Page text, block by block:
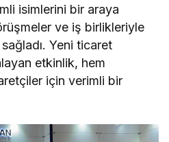
isimlerini bir araya
ve iş birlikleriyle
Yeni ticaret
etkinlik, hem
için verimli bir